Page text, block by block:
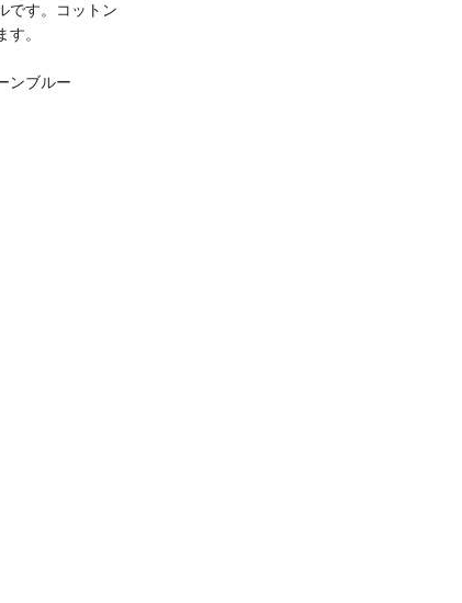
です。コットン
。
ンブルー